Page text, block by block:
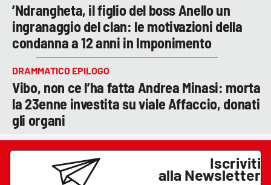
’Ndrangheta, il figlio del boss Anello un
ingranaggio del clan: le motivazioni della
condanna a 12 anni in Imponimento
DRAMMATICO EPILOGO
Vibo, non ce l’ha fatta Andrea Minasi: morta
la 23enne investita su viale Affaccio, donati
gli organi
Iscriviti
alla Newsletter